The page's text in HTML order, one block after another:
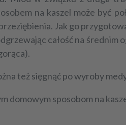
na kaszel może być
Jak go
całość na
też sięgnąć po wyroby
domowym sposobom na